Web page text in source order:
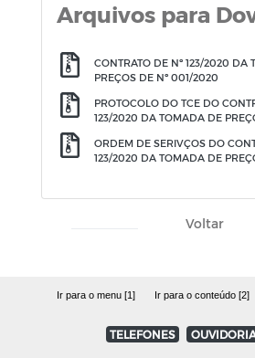
Arquivos para
CONTRATO DE Nº 123/2020 DA
PREÇOS DE Nº 001/2020
PROTOCOLO DO TCE DO
123/2020 DA TOMADA DE
ORDEM DE SERIVÇOS DO
123/2020 DA TOMADA DE
Voltar
Ir para o menu [1] Ir para o conteúdo [2]
TELEFONES